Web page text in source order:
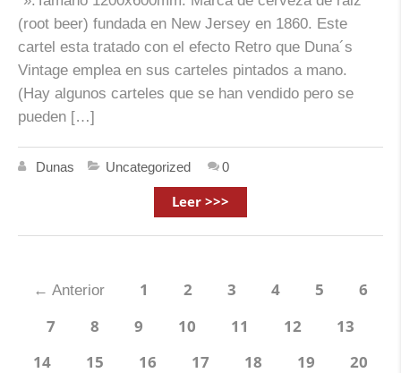
(root beer) fundada en New Jersey en 1860. Este
cartel esta tratado con el efecto Retro que Duna´s
Vintage emplea en sus carteles pintados a mano.
(Hay algunos carteles que se han vendido pero se
pueden […]
Dunas Uncategorized 0
Leer >>>
← Anterior 1 2 3 4 5
6
7
8 9 10 11 12
13
14
15 16 17 18 19
20